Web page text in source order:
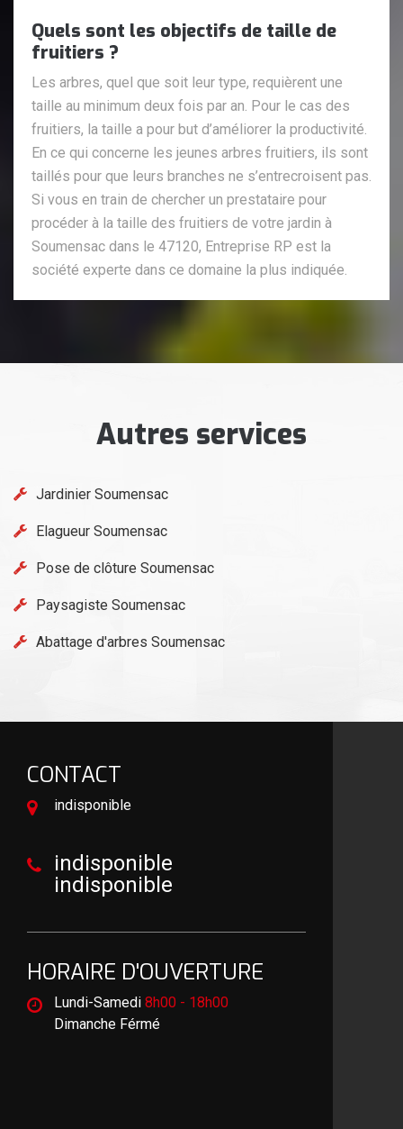
Quels sont les objectifs de taille de
fruitiers ?
Les arbres, quel que soit leur type, requièrent une
taille au minimum deux fois par an. Pour le cas des
fruitiers, la taille a pour but d’améliorer la productivité.
En ce qui concerne les jeunes arbres fruitiers, ils sont
taillés pour que leurs branches ne s’entrecroisent pas.
Si vous en train de chercher un prestataire pour
procéder à la taille des fruitiers de votre jardin à
Soumensac dans le 47120, Entreprise RP est la
société experte dans ce domaine la plus indiquée.
Autres services
Jardinier Soumensac
Elagueur Soumensac
Pose de clôture Soumensac
Paysagiste Soumensac
Abattage d'arbres Soumensac
CONTACT
indisponible
indisponible
indisponible
HORAIRE D'OUVERTURE
Lundi-Samedi 8h00 - 18h00
Dimanche Férmé